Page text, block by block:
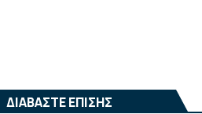
ΔΙΑΒΑΣΤΕ ΕΠΙΣΗΣ